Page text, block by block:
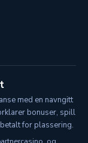
med en navngitt
bonuser, spill
for plassering.